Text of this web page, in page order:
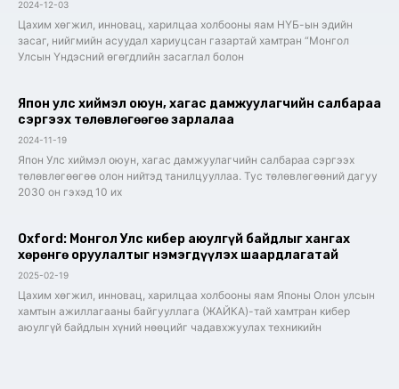
2024-12-03
Цахим хөгжил, инновац, харилцаа холбооны яам НҮБ-ын эдийн
засаг, нийгмийн асуудал хариуцсан газартай хамтран “Монгол
Улсын Үндэсний өгөгдлийн засаглал болон
Япон улс хиймэл оюун, хагас дамжуулагчийн салбараа
сэргээх төлөвлөгөөгөө зарлалаа
2024-11-19
Япон Улс хиймэл оюун, хагас дамжуулагчийн салбараа сэргээх
төлөвлөгөөгөө олон нийтэд танилцууллаа. Тус төлөвлөгөөний дагуу
2030 он гэхэд 10 их
Oxford: Монгол Улс кибер аюулгүй байдлыг хангах
хөрөнгө оруулалтыг нэмэгдүүлэх шаардлагатай
2025-02-19
Цахим хөгжил, инновац, харилцаа холбооны яам Японы Олон улсын
хамтын ажиллагааны байгууллага (ЖАЙКА)-тай хамтран кибер
аюулгүй байдлын хүний нөөцийг чадавхжуулах техникийн